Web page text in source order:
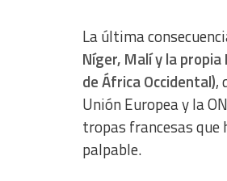
La última
Níger, Malí y la propia
de África Occidental),
Unión Europea y la
tropas francesas que
palpable.
Advertising